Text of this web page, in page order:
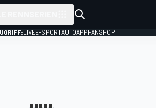
LIVEE-SPORTAUTOAPPFANSHOP